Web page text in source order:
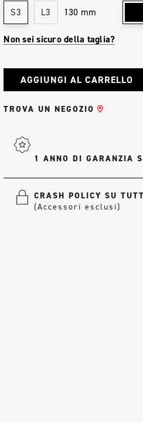
S3 L3 130 mm
Non sei sicuro della taglia?
Stock
attuale:
TROVA UN NEGOZIO
1 ANNO DI GARANZIA
CRASH POLICY SU
(Accessori esclusi)